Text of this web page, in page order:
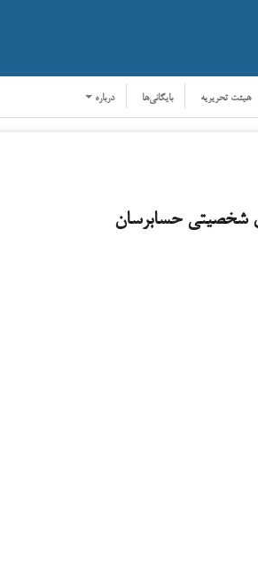
هیئت تحریریه بایگانی‌ها درباره
شخصیتی حسابرسان